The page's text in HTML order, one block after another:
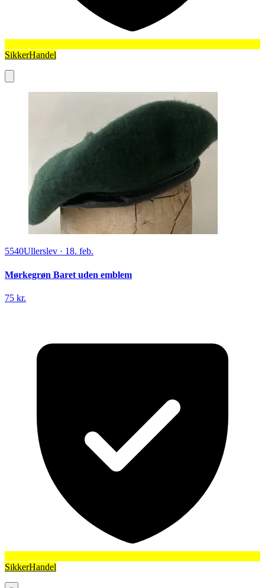
SikkerHandel
5540Ullerslev · 18. feb.
Mørkegrøn Baret uden emblem
75 kr.
SikkerHandel